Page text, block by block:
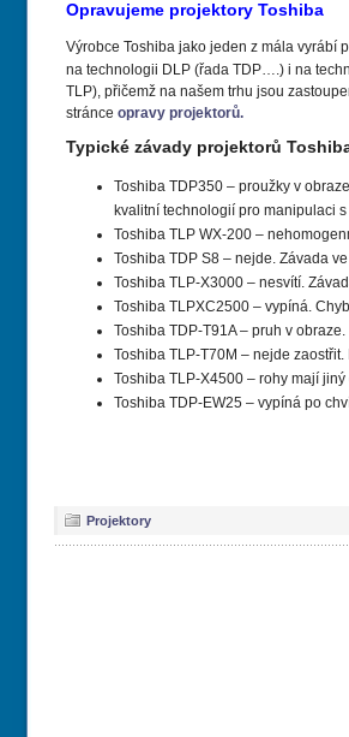
Opravujeme projektory Toshiba
Výrobce Toshiba jako jeden z mála vyrábí
na technologii DLP (řada TDP….) i na
TLP), přičemž na našem trhu jsou
stránce opravy projektorů.
Typické závady projektorů
Toshiba TDP350 – proužky v
kvalitní technologií pro manipulaci
Toshiba TLP WX-200 –
Toshiba TDP S8 – nejde. Závada
Toshiba TLP-X3000 – nesvítí.
Toshiba TLPXC2500 – vypíná.
Toshiba TDP-T91A – pruh v
Toshiba TLP-T70M – nejde
Toshiba TLP-X4500 – rohy mají
Toshiba TDP-EW25 – vypíná po
Projektory